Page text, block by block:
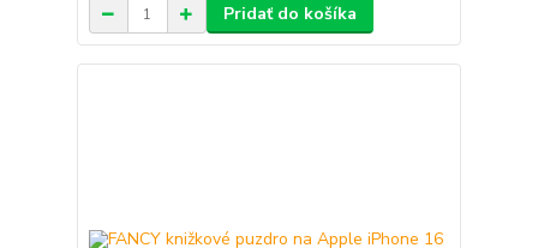
Pridať do košíka